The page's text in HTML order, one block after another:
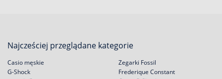
Najcześciej przeglądane kategorie
Casio męskie
G-Shock
Zegarki Fossil
Frederique Constant